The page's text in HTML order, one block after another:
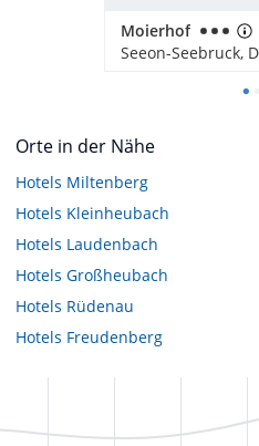
Moierhof
Seeon-Seebruck,
Orte in der Nähe
Hotels Miltenberg
Hotels Kleinheubach
Hotels Laudenbach
Hotels Großheubach
Hotels Rüdenau
Hotels Freudenberg